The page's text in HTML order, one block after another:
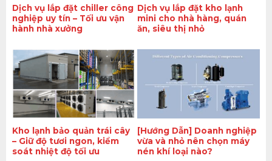
Dịch vụ lắp đặt chiller công
nghiệp uy tín – Tối ưu vận
hành nhà xưởng
Dịch vụ lắp đặt kho lạnh
mini cho nhà hàng, quán
ăn, siêu thị nhỏ
Kho lạnh bảo quản trái cây
– Giữ độ tươi ngon, kiểm
soát nhiệt độ tối ưu
[Hướng Dẫn] Doanh nghiệp
vừa và nhỏ nên chọn máy
nén khí loại nào?